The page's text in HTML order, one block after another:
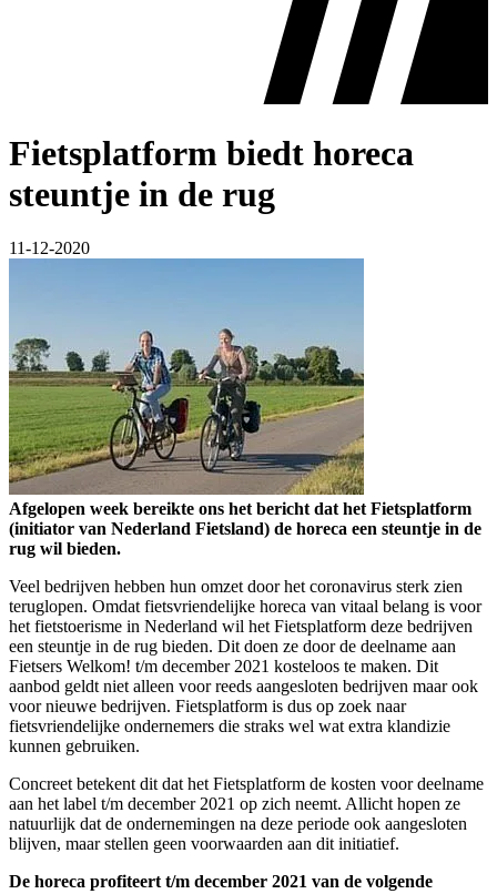
Fietsplatform biedt horeca
steuntje in de rug
11-12-2020
Afgelopen week bereikte ons het bericht dat het Fietsplatform
(initiator van Nederland Fietsland) de horeca een steuntje in de
rug wil bieden.
Veel bedrijven hebben hun omzet door het coronavirus sterk zien
teruglopen. Omdat fietsvriendelijke horeca van vitaal belang is voor
het fietstoerisme in Nederland wil het Fietsplatform deze bedrijven
een steuntje in de rug bieden. Dit doen ze door de deelname aan
Fietsers Welkom! t/m december 2021 kosteloos te maken. Dit
aanbod geldt niet alleen voor reeds aangesloten bedrijven maar ook
voor nieuwe bedrijven. Fietsplatform is dus op zoek naar
fietsvriendelijke ondernemers die straks wel wat extra klandizie
kunnen gebruiken.
Concreet betekent dit dat het Fietsplatform de kosten voor deelname
aan het label t/m december 2021 op zich neemt. Allicht hopen ze
natuurlijk dat de ondernemingen na deze periode ook aangesloten
blijven, maar stellen geen voorwaarden aan dit initiatief.
De horeca profiteert t/m december 2021 van de volgende